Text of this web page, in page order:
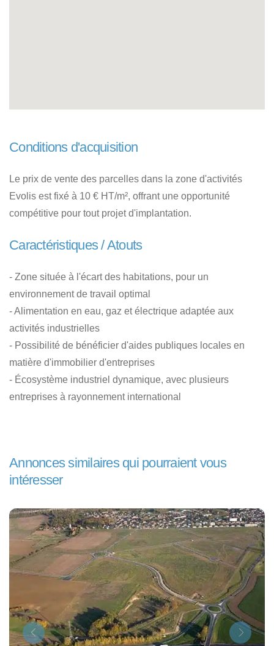
Conditions d'acquisition
Le prix de vente des parcelles dans la zone d'activités
Evolis est fixé à 10 € HT/m², offrant une opportunité
compétitive pour tout projet d'implantation.
Caractéristiques / Atouts
- Zone située à l'écart des habitations, pour un
environnement de travail optimal
- Alimentation en eau, gaz et électrique adaptée aux
activités industrielles
- Possibilité de bénéficier d'aides publiques locales en
matière d'immobilier d'entreprises
- Écosystème industriel dynamique, avec plusieurs
entreprises à rayonnement international
Annonces similaires qui pourraient vous
intéresser